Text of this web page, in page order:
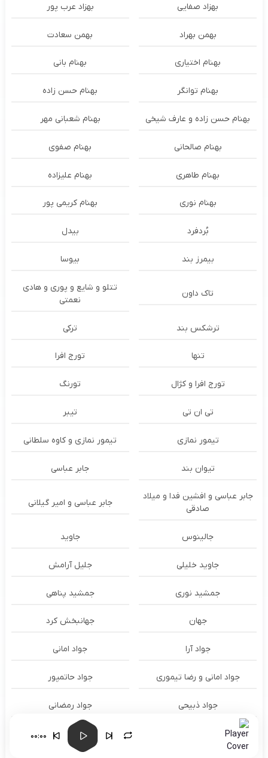
بهزاد صفایی بهزاد عرب پور
بهمن بهراد بهمن سعادت
بهنام اختیاری بهنام بانی
بهنام توانگر بهنام حسن زاده
بهنام حسن زاده و عارف شیخی بهنام شعبانی مهر
بهنام صالحانی بهنام صفوی
بهنام طاهری بهنام علیزاده
بهنام نوری بهنام کریمی پور
بُردفرد بیدل
بیمرز بند بیوسا
تاک داون
تتلو و شایع و پوری و هادی
نعمتی
ترشكس بند ترکی
تنها تورج افرا
تورج افرا و کژال تورنگ
تی ان تی تیبر
تیمور نمازی تیمور نمازی و کاوه سلطانی
تیوان بند جابر عباسی
جابر عباسی و افشین فدا و میلاد
صادقی
جابر عباسی و امیر گیلانی
جالینوس جاوید
جاوید خلیلی جلیل آرامش
جمشید نوری جمشید پناهی
جهان جهانبخش کرد
جواد آرا جواد امانی
جواد امانی و رضا تیموری جواد حاتمپور
جواد ذبیحی جواد رمضانی
جواد عباسی 00:00